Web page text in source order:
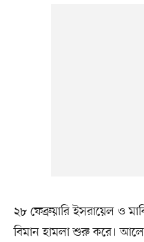
২৮ ফেব্রুয়ারি ইসরায়েল ও
বিমান হামলা শুরু করে।